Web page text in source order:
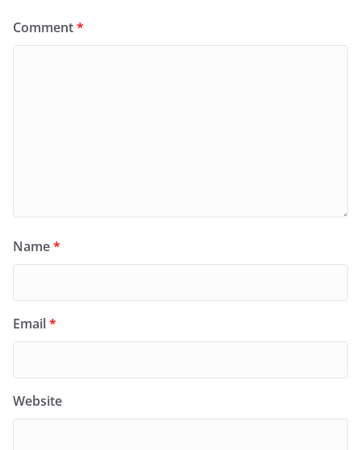
Comment*
Name*
Email*
Website